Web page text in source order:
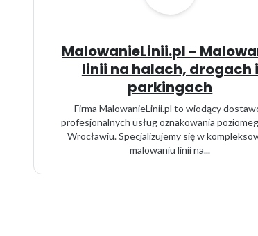
MalowanieLinii.pl -
linii na halach, drogach i
parkingach
Firma MalowanieLinii.pl to wiodący
profesjonalnych usług oznakowania
Wrocławiu. Specjalizujemy się w
malowaniu linii na...